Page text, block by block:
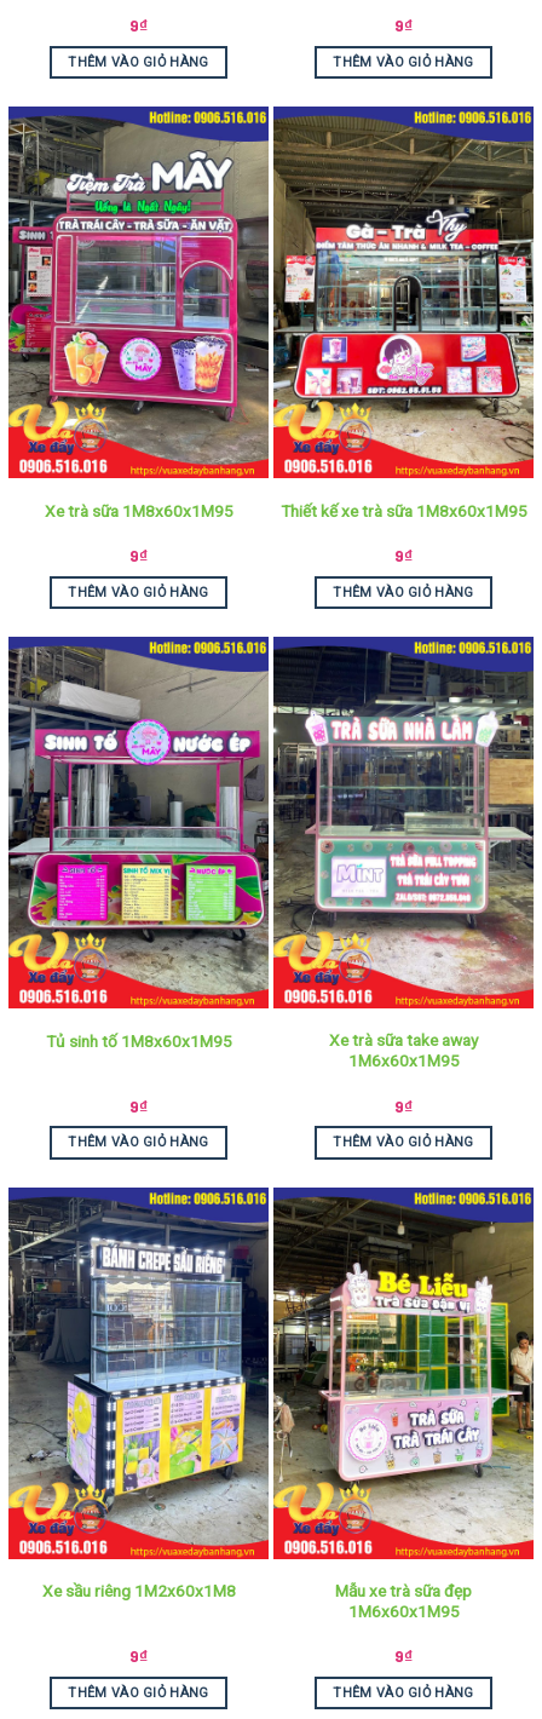
9₫
THÊM VÀO GIỎ HÀNG
9₫
THÊM VÀO GIỎ HÀNG
Xe trà sữa 1M8x60x1M95
9₫
THÊM VÀO GIỎ HÀNG
Thiết kế xe trà sữa 1M8x60x1M95
9₫
THÊM VÀO GIỎ HÀNG
Tủ sinh tố 1M8x60x1M95
9₫
THÊM VÀO GIỎ HÀNG
Xe trà sữa take away
1M6x60x1M95
9₫
THÊM VÀO GIỎ HÀNG
Xe sầu riêng 1M2x60x1M8
9₫
THÊM VÀO GIỎ HÀNG
Mẫu xe trà sữa đẹp
1M6x60x1M95
9₫
THÊM VÀO GIỎ HÀNG